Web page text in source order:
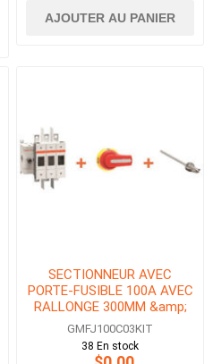
AJOUTER AU PANIER
SECTIONNEUR AVEC
PORTE-FUSIBLE 100A AVEC
RALLONGE 300MM &amp;
POIGNEE VERROUILLAGE DE
PORTE
GMFJ100C03KIT
38 En stock
À 600VAC